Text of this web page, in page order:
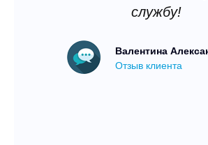
службу!
Валентина
Отзыв клиента